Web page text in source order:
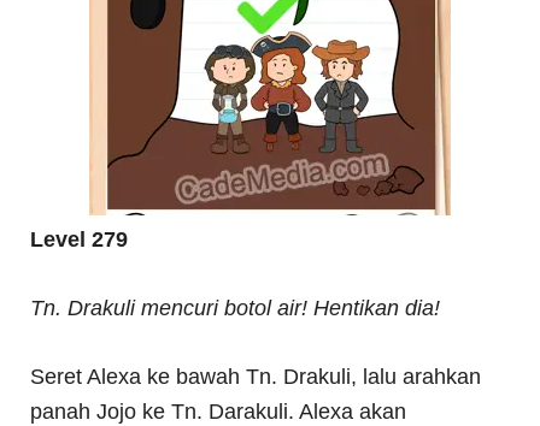
Level 279
Tn. Drakuli mencuri botol air! Hentikan dia!
Seret Alexa ke bawah Tn. Drakuli, lalu arahkan
panah Jojo ke Tn. Darakuli. Alexa akan